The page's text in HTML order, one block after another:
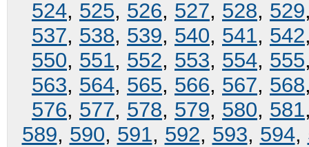
524, 525, 526, 527, 528, 529
537, 538, 539, 540, 541, 542
550, 551, 552, 553, 554, 555
563, 564, 565, 566, 567, 568
576, 577, 578, 579, 580, 581
589, 590, 591, 592, 593, 594,